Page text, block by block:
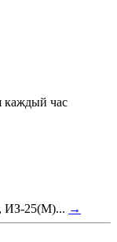
каждый час
ИЗ-25(М)... →